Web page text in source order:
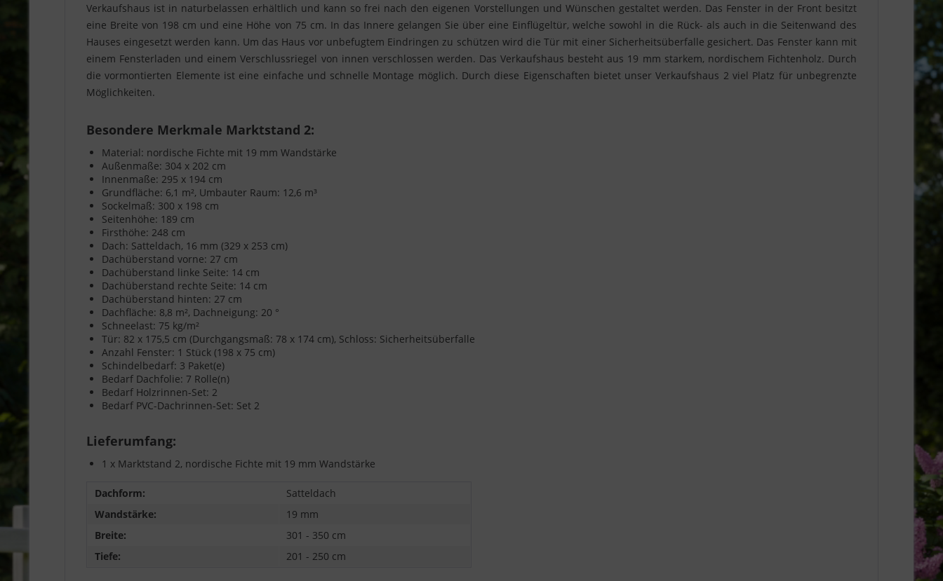
Verkaufshaus ist in naturbelassen erhältlich und kann so frei nach den eigenen Vorstellungen und Wünschen gestaltet werden. Das Fenster in der Front besitzt
eine Breite von 198 cm und eine Höhe von 75 cm. In das Innere gelangen Sie über eine Einflügeltür, welche sowohl in die Rück- als auch in die Seitenwand des
Hauses eingesetzt werden kann. Um das Haus vor unbefugtem Eindringen zu schützen wird die Tür mit einer Sicherheitsüberfalle gesichert. Das Fenster kann mit
einem Fensterladen und einem Verschlussriegel von innen verschlossen werden. Das Verkaufshaus besteht aus 19 mm starkem, nordischem Fichtenholz. Durch
die vormontierten Elemente ist eine einfache und schnelle Montage möglich. Durch diese Eigenschaften bietet unser Verkaufshaus 2 viel Platz für unbegrenzte
Möglichkeiten.
Besondere Merkmale Marktstand 2:
Material: nordische Fichte mit 19 mm Wandstärke
Außenmaße: 304 x 202 cm
Innenmaße: 295 x 194 cm
Grundfläche: 6,1 m², Umbauter Raum: 12,6 m³
Sockelmaß: 300 x 198 cm
Seitenhöhe: 189 cm
Firsthöhe: 248 cm
Dach: Satteldach, 16 mm (329 x 253 cm)
Dachüberstand vorne: 27 cm
Dachüberstand linke Seite: 14 cm
Dachüberstand rechte Seite: 14 cm
Dachüberstand hinten: 27 cm
Dachfläche: 8,8 m², Dachneigung: 20 °
Schneelast: 75 kg/m²
Tür: 82 x 175,5 cm (Durchgangsmaß: 78 x 174 cm), Schloss: Sicherheitsüberfalle
Anzahl Fenster: 1 Stück (198 x 75 cm)
Schindelbedarf: 3 Paket(e)
Bedarf Dachfolie: 7 Rolle(n)
Bedarf Holzrinnen-Set: 2
Bedarf PVC-Dachrinnen-Set: Set 2
Lieferumfang:
1 x Marktstand 2, nordische Fichte mit 19 mm Wandstärke
Dachform:
Satteldach
Wandstärke:
19 mm
Breite:
301 - 350 cm
Tiefe:
201 - 250 cm